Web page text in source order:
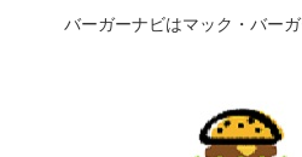
バーガーナビはマック・バー